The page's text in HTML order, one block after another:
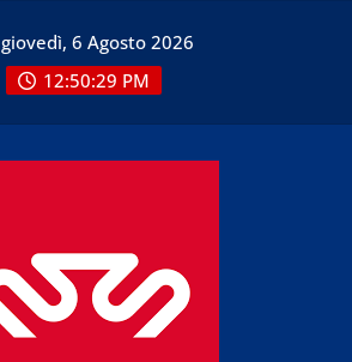
giovedì, 6 Agosto 2026
12:50:31 PM